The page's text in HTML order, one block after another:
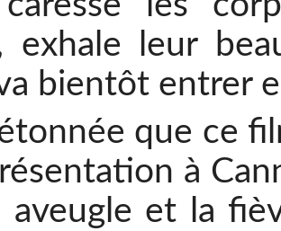
exhale leur
bientôt entrer
que ce
à
aveugle et la